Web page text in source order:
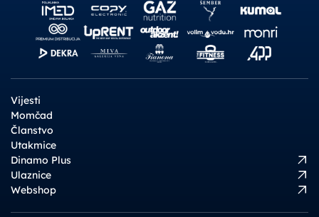
Vijesti
Momčad
Članstvo
Utakmice
Dinamo Plus
Ulaznice
Webshop